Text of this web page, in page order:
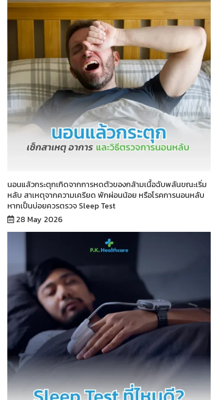
นอนแล้วกระตุกเกิดจากการหดตัวของกล้ามเนื้อฉับพลันขณะเริ่ม
หลับ สาเหตุจากความเครียด พักผ่อนน้อย หรือโรคการนอนหลับ
หากเป็นบ่อยควรตรวจ Sleep Test
28 May 2026